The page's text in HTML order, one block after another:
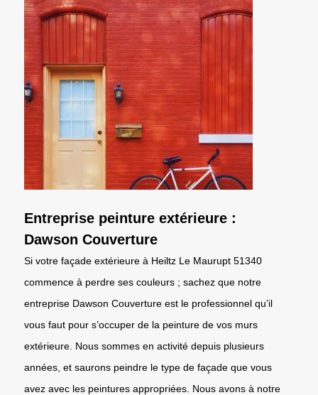
Entreprise peinture extérieure :
Dawson Couverture
Si votre façade extérieure à Heiltz Le Maurupt 51340
commence à perdre ses couleurs ; sachez que notre
entreprise Dawson Couverture est le professionnel qu’il
vous faut pour s’occuper de la peinture de vos murs
extérieure. Nous sommes en activité depuis plusieurs
années, et saurons peindre le type de façade que vous
avez avec les peintures appropriées. Nous avons à notre